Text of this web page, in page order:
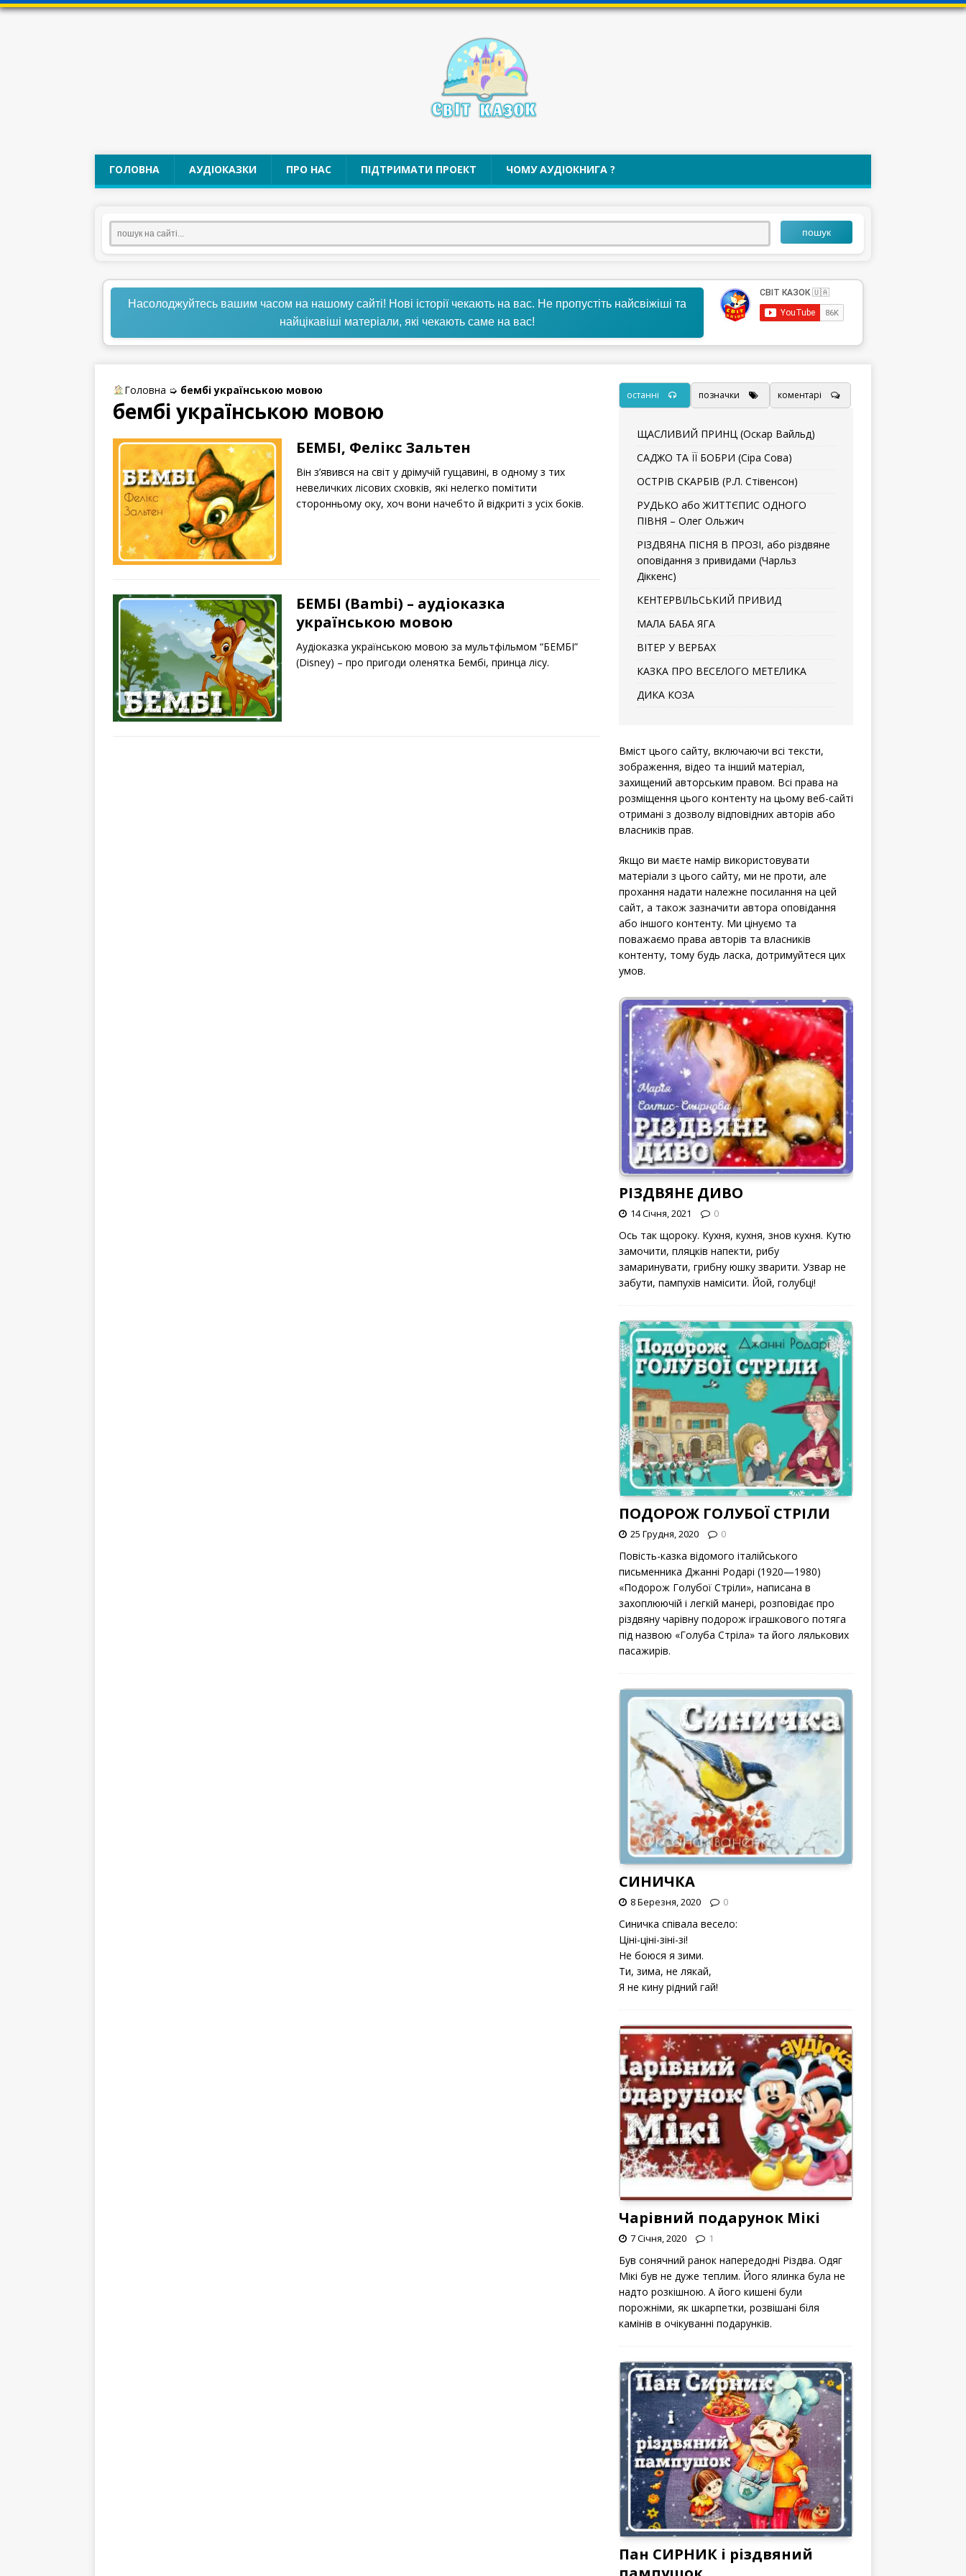
ГОЛОВНА АУДІОКАЗКИ ПРО НАС ПІДТРИМАТИ ПРОЕКТ ЧОМУ АУДІОКНИГА ?
пошук
Насолоджуйтесь вашим часом на нашому сайті! Нові історії чекають на вас. Не пропустіть найсвіжіші та
найцікавіші матеріали, які чекають саме на вас!
Головна ➭ бембі українською мовою
бембі українською мовою
БЕМБІ, Фелікс Зальтен
Він з’явився на світ у дрімучій гущавині, в одному з тих
невеличких лісових сховків, які нелегко помітити
сторонньому оку, хоч вони начебто й відкриті з усіх боків.
БЕМБІ (Bambi) – аудіоказка
українською мовою
Аудіоказка українською мовою за мультфільмом “БЕМБІ”
(Disney) – про пригоди оленятка Бембі, принца лісу.
останні позначки коментарі
ЩАСЛИВИЙ ПРИНЦ (Оскар Вайльд)
САДЖО ТА ЇЇ БОБРИ (Сіра Сова)
ОСТРІВ СКАРБІВ (Р.Л. Стівенсон)
РУДЬКО або ЖИТТЄПИС ОДНОГО
ПІВНЯ – Олег Ольжич
РІЗДВЯНА ПІСНЯ В ПРОЗІ, або різдвяне
оповідання з привидами (Чарльз
Діккенс)
КЕНТЕРВІЛЬСЬКИЙ ПРИВИД
МАЛА БАБА ЯГА
ВІТЕР У ВЕРБАХ
КАЗКА ПРО ВЕСЕЛОГО МЕТЕЛИКА
ДИКА КОЗА
Вміст цього сайту, включаючи всі тексти,
зображення, відео та інший матеріал,
захищений авторським правом. Всі права на
розміщення цього контенту на цьому веб-сайті
отримані з дозволу відповідних авторів або
власників прав.
Якщо ви маєте намір використовувати
матеріали з цього сайту, ми не проти, але
прохання надати належне посилання на цей
сайт, а також зазначити автора оповідання
або іншого контенту. Ми цінуємо та
поважаємо права авторів та власників
контенту, тому будь ласка, дотримуйтеся цих
умов.
РІЗДВЯНЕ ДИВО
14 Січня, 2021 0
Ось так щороку. Кухня, кухня, знов кухня. Кутю
замочити, пляцків напекти, рибу
замаринувати, грибну юшку зварити. Узвар не
забути, пампухів намісити. Йой, голубці!
ПОДОРОЖ ГОЛУБОЇ СТРІЛИ
25 Грудня, 2020 0
Повість-казка відомого італійського
письменника Джанні Родарі (1920—1980)
«Подорож Голубої Стріли», написана в
захоплюючій і легкій манері, розповідає про
різдвяну чарівну подорож іграшкового потяга
під назвою «Голуба Стріла» та його лялькових
пасажирів.
СИНИЧКА
8 Березня, 2020 0
Синичка співала весело:
Ціні-ціні-зіні-зі!
Не боюся я зими.
Ти, зима, не лякай,
Я не кину рідний гай!
Чарівний подарунок Мікі
7 Січня, 2020 1
Був сонячний ранок напередодні Різдва. Одяг
Мікі був не дуже теплим. Його ялинка була не
надто розкішною. А його кишені були
порожніми, як шкарпетки, розвішані біля
камінів в очікуванні подарунків.
Пан СИРНИК і різдвяний